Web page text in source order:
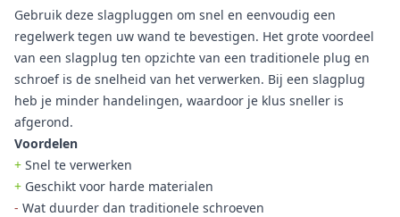
Gebruik deze slagpluggen om snel en eenvoudig een
regelwerk tegen uw wand te bevestigen. Het grote voordeel
van een slagplug ten opzichte van een traditionele plug en
schroef is de snelheid van het verwerken. Bij een slagplug
heb je minder handelingen, waardoor je klus sneller is
afgerond.
Voordelen
+ Snel te verwerken
+ Geschikt voor harde materialen
- Wat duurder dan traditionele schroeven